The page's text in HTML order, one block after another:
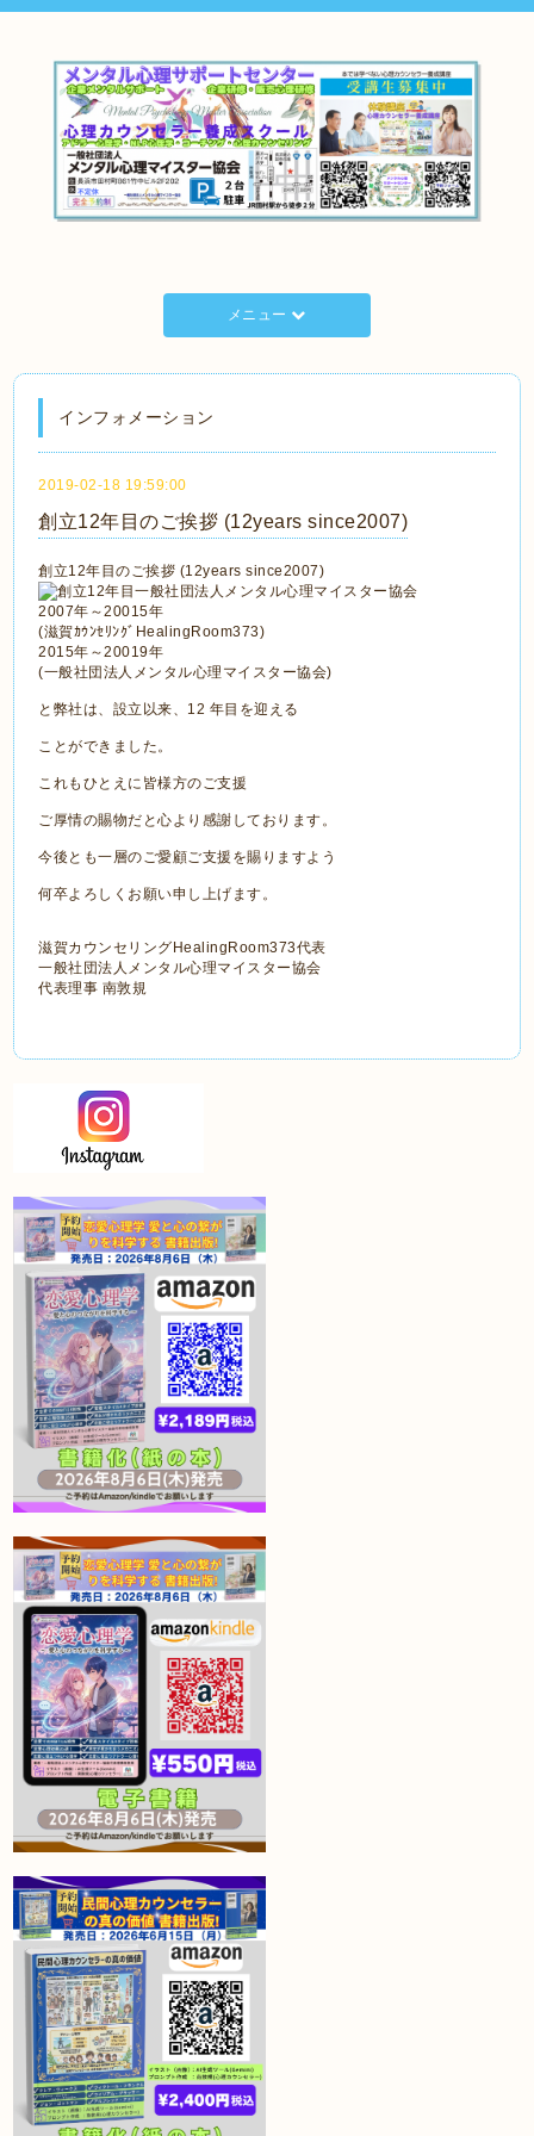
メニュー
インフォメーション
2019-02-18 19:59:00
創立12年目のご挨拶 (12years since2007)
創立12年目のご挨拶 (12years since2007)
2007年～20015年
(滋賀ｶｳﾝｾﾘﾝｸﾞHealingRoom373)
2015年～20019年
(一般社団法人メンタル心理マイスター協会)
と弊社は、設立以来、12 年目を迎える
ことができました。
これもひとえに皆様方のご支援
ご厚情の賜物だと心より感謝しております。
今後とも一層のご愛顧ご支援を賜りますよう
何卒よろしくお願い申し上げます。
滋賀カウンセリングHealingRoom373代表
一般社団法人メンタル心理マイスター協会
代表理事 南敦規